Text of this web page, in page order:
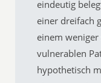
eindeutig
einer dreifach
einem
vulnerablen
hypothetisch